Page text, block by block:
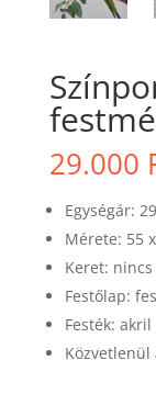
29.000
Egységár:
Mérete: 55
Keret: nincs
Festőlap:
Festék: akril